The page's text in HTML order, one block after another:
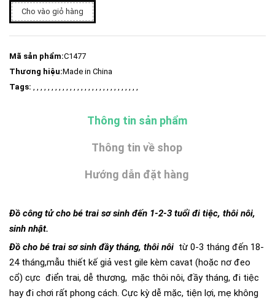
Cho vào giỏ hàng
Mã sản phẩm:C1477
Thương hiệu:Made in China
Tags: , , , , , , , , , , , , , , , , , , , , , , , , , , , , ,
Thông tin sản phẩm
Thông tin về shop
Hướng dẫn đặt hàng
Đồ công tử cho bé trai sơ sinh đến 1-2-3 tuổi đi tiệc, thôi nôi,
sinh nhật.
Đồ cho bé trai sơ sinh đầy tháng, thôi nôi từ 0-3 tháng đến 18-
24 tháng,mẫu thiết kế giả vest gile kèm cavat (hoặc nơ đeo
cổ) cực điển trai, dễ thương, mặc thôi nôi, đầy tháng, đi tiệc
hay đi chơi rất phong cách. Cực kỳ dễ mặc, tiện lợi, mẹ không